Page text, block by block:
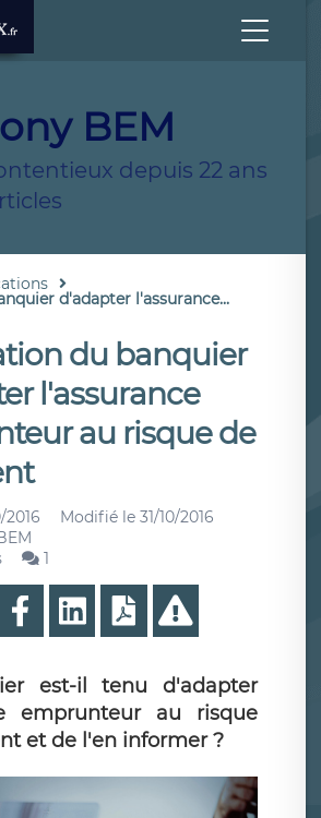
BEM
depuis 22 ans
d'adapter l'assurance...
du banquier
l'assurance
au risque de
2016 Modifié le 31/10/2016
1
est-il tenu d'adapter
emprunteur au risque
et de l'en informer ?